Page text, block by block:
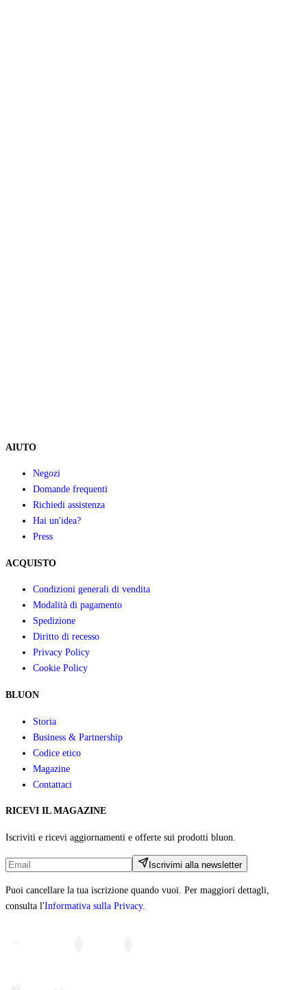
AIUTO
Negozi
Domande frequenti
Richiedi assistenza
Hai un'idea?
Press
ACQUISTO
Condizioni generali di vendita
Modalità di pagamento
Spedizione
Diritto di recesso
Privacy Policy
Cookie Policy
BLUON
Storia
Business & Partnership
Codice etico
Magazine
Contattaci
RICEVI IL MAGAZINE
Iscriviti e ricevi aggiornamenti e offerte sui prodotti bluon.
Iscrivimi alla newsletter
Puoi cancellare la tua iscrizione quando vuoi. Per maggiori dettagli,
consulta l'Informativa sulla Privacy.